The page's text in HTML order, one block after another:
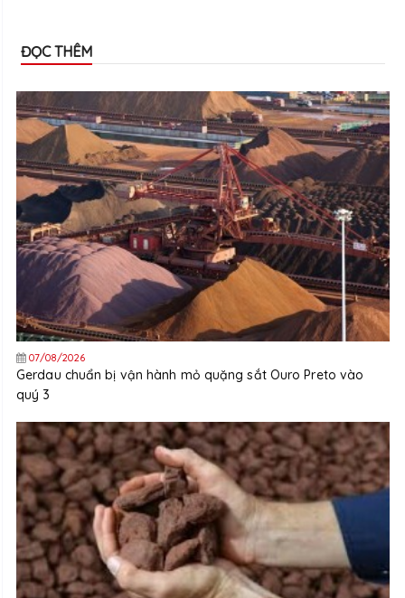
ĐỌC THÊM
07/08/2026
Gerdau chuẩn bị vận hành mỏ quặng sắt Ouro Preto vào
quý 3